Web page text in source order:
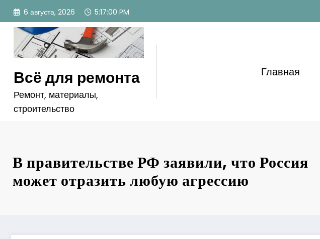
Перейти
содержимому
6 августа, 2026 5:17:01 PM
Всё для ремонта
Ремонт, материалы,
строительство
Главная
В правительстве РФ заявили, что Россия
может отразить любую агрессию